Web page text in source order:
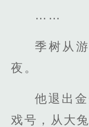
……
季树从
夜。
他退出
戏号，从大